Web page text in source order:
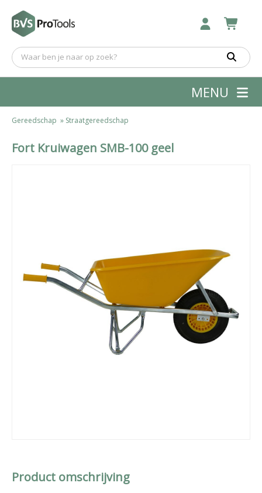
MENU
Gereedschap » Straatgereedschap
Fort Kruiwagen SMB-100 geel
Product omschrijving